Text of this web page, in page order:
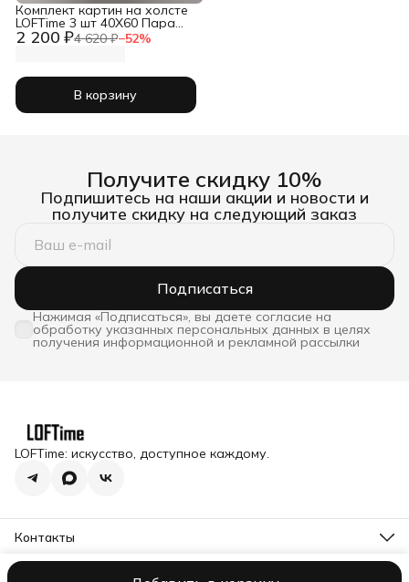
2 200 ₽4 620 ₽−52%
Комплект картин на холсте
LOFTime 3 шт 40Х60 Пара
золото КC-1217-4060
В корзину
Получите скидку 10%
Подпишитесь на наши акции и новости и
получите скидку на следующий заказ
Подписаться
Нажимая «Подписаться», вы даете согласие на
обработку указанных персональных данных в целях
получения информационной и рекламной рассылки
LOFTime: искусство, доступное каждому.
Контакты
Адрес